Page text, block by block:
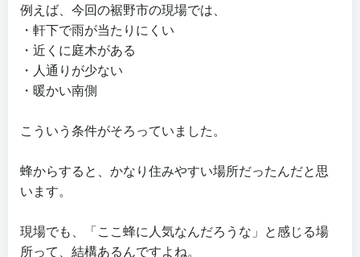
例えば、今回の裾野市の現場では、
・軒下で雨が当たりにくい
・近くに庭木がある
・人通りが少ない
・暖かい南側
こういう条件がそろっていました。
蜂からすると、かなり住みやすい場所だったんだと思
います。
現場でも、「ここ蜂に人気なんだろうな」と感じる場
所って、結構あるんですよね。